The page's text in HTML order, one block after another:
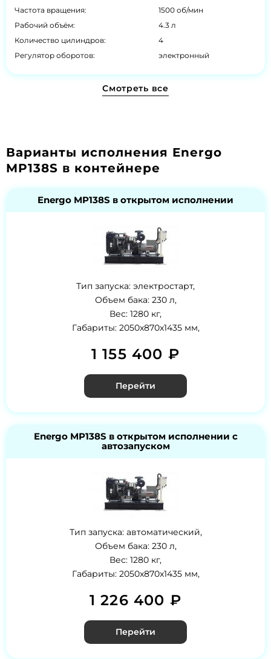
Частота вращения:
1500 об/мин
Рабочий объём:
4.3 л
Количество цилиндров:
4
Регулятор оборотов:
электронный
Смотреть все
Варианты исполнения Energo
MP138S в контейнере
Energo MP138S в открытом исполнении
Тип запуска: электростарт,
Объем бака: 230 л,
Вес: 1280 кг,
Габариты: 2050x870x1435 мм,
1 155 400 ₽
Перейти
Energo MP138S в открытом исполнении с
автозапуском
Тип запуска: автоматический,
Объем бака: 230 л,
Вес: 1280 кг,
Габариты: 2050x870x1435 мм,
1 226 400 ₽
Перейти